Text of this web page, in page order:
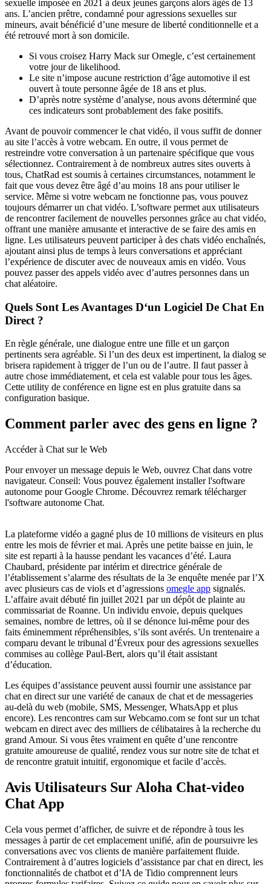
sexuelle imposée en 2021 à deux jeunes garçons alors âgés de 13
ans. L’ancien prêtre, condamné pour agressions sexuelles sur
mineurs, avait bénéficié d’une mesure de liberté conditionnelle et a
été retrouvé mort à son domicile.
Si vous croisez Harry Mack sur Omegle, c’est certainement
votre jour de likelihood.
Le site n’impose aucune restriction d’âge automotive il est
ouvert à toute personne âgée de 18 ans et plus.
D’après notre système d’analyse, nous avons déterminé que
ces indicateurs sont probablement des fake positifs.
Avant de pouvoir commencer le chat vidéo, il vous suffit de donner
au site l’accès à votre webcam. En outre, il vous permet de
restreindre votre conversation à un partenaire spécifique que vous
sélectionnez. Contrairement à de nombreux autres sites ouverts à
tous, ChatRad est soumis à certaines circumstances, notamment le
fait que vous devez être âgé d’au moins 18 ans pour utiliser le
service. Même si votre webcam ne fonctionne pas, vous pouvez
toujours démarrer un chat vidéo. L’software permet aux utilisateurs
de rencontrer facilement de nouvelles personnes grâce au chat vidéo,
offrant une manière amusante et interactive de se faire des amis en
ligne. Les utilisateurs peuvent participer à des chats vidéo enchaînés,
ajoutant ainsi plus de temps à leurs conversations et appréciant
l’expérience de discuter avec de nouveaux amis en vidéo. Vous
pouvez passer des appels vidéo avec d’autres personnes dans un
chat aléatoire.
Quels Sont Les Avantages D‘un Logiciel De Chat En
Direct ?
En règle générale, une dialogue entre une fille et un garçon
pertinents sera agréable. Si l’un des deux est impertinent, la dialog se
brisera rapidement à trigger de l’un ou de l’autre. Il faut passer à
autre chose immédiatement, et cela est valable pour tous les âges.
Cette utility de conférence en ligne est en plus gratuite dans sa
configuration basique.
Comment parler avec des gens en ligne ?
Accéder à Chat sur le Web
Pour envoyer un message depuis le Web, ouvrez Chat dans votre
navigateur. Conseil: Vous pouvez également installer l'software
autonome pour Google Chrome. Découvrez remark télécharger
l'software autonome Chat.
La plateforme vidéo a gagné plus de 10 millions de visiteurs en plus
entre les mois de février et mai. Après une petite baisse en juin, le
site est reparti à la hausse pendant les vacances d’été. Laura
Chaubard, présidente par intérim et directrice générale de
l’établissement s’alarme des résultats de la 3e enquête menée par l’X
avec plusieurs cas de viols et d’agressions omegle app signalés.
L’affaire avait débuté fin juillet 2021 par un dépôt de plainte au
commissariat de Roanne. Un individu envoie, depuis quelques
semaines, nombre de lettres, où il se dénonce lui-même pour des
faits éminemment répréhensibles, s’ils sont avérés. Un trentenaire a
comparu devant le tribunal d’Évreux pour des agressions sexuelles
commises au collège Paul-Bert, alors qu’il était assistant
d’éducation.
Les équipes d’assistance peuvent aussi fournir une assistance par
chat en direct sur une variété de canaux de chat et de messageries
au-delà du web (mobile, SMS, Messenger, WhatsApp et plus
encore). Les rencontres cam sur Webcamo.com se font sur un tchat
webcam en direct avec des milliers de célibataires à la recherche du
grand Amour. Si vous êtes vraiment en quête d’une rencontre
gratuite amoureuse de qualité, rendez vous sur notre site de tchat et
de rencontre gratuit intuitif, ergonomique et facile d’accès.
Avis Utilisateurs Sur Aloha Chat-video
Chat App
Cela vous permet d’afficher, de suivre et de répondre à tous les
messages à partir de cet emplacement unifié, afin de poursuivre les
conversations avec vos clients de manière parfaitement fluide.
Contrairement à d’autres logiciels d’assistance par chat en direct, les
fonctionnalités de chatbot et d’IA de Tidio comprennent leurs